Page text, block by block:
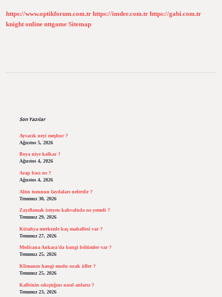
https://www.optikforum.com.tr https://imder.com.tr https://gabi.com.tr
knight online nttgame Sitemap
Son Yazılar
Ayvacık neyi meşhur ?
Ağustos 5, 2026
Boya niye kalkar ?
Ağustos 4, 2026
Arap bacı ne ?
Ağustos 4, 2026
Altın tozunun faydaları nelerdir ?
Temmuz 30, 2026
Zayıflamak isteyen kahvaltıda ne yemeli ?
Temmuz 29, 2026
Kütahya merkezde kaç mahallesi var ?
Temmuz 27, 2026
Medicana Ankara’da hangi bölümler var ?
Temmuz 25, 2026
Klimanın hangi modu sıcak üfler ?
Temmuz 25, 2026
Kalbinin sıkıştığını nasıl anlarız ?
Temmuz 23, 2026